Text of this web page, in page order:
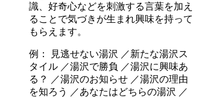
識、好奇心などを刺激する言葉を加え
ることで気づきが生まれ興味を持って
もらえます。
例： 見逃せない湯沢 ／新たな湯沢ス
タイル ／湯沢で勝負 ／湯沢に興味あ
る？ ／湯沢のお知らせ ／湯沢の理由
を知ろう ／あなたはどちらの湯沢 ／